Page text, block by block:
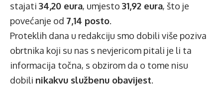
stajati 34,20 eura, umjesto 31,92 eura, što je
povećanje od 7,14 posto.
Proteklih dana u redakciju smo dobili više poziva
obrtnika koji su nas s nevjericom pitali je li ta
informacija točna, s obzirom da o tome nisu
dobili nikakvu službenu obavijest.